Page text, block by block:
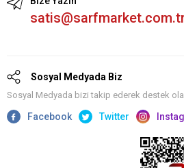
Sosyal Medyada Biz
Sosyal Medyada bizi takip ederek destek
Facebook Twitter